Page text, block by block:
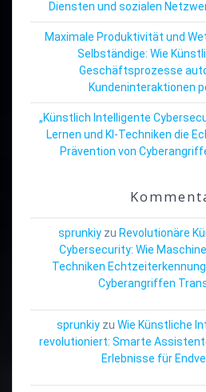
Diensten und sozialen
Maximale Produktivität und
Selbständige: Wie
Geschäftsprozesse
Kundeninteraktionen
„Künstlich Intelligente
Lernen und KI-Techniken die
Prävention von
sprunkiyzu Revolutionäre
Cybersecurity: Wie
Techniken
Cyberangriffen
sprunkiy zu Wie Künstliche
revolutioniert: Smarte
Erlebnisse für